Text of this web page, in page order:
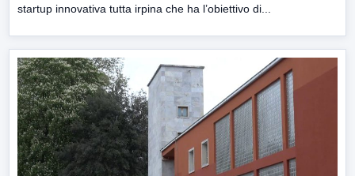
startup innovativa tutta irpina che ha l’obiettivo di...